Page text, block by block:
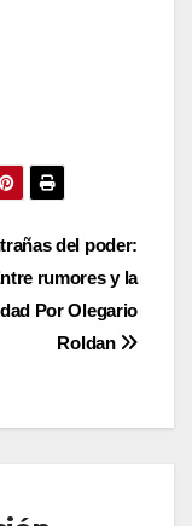
del poder:
rumores y la
Por Olegario
Roldan